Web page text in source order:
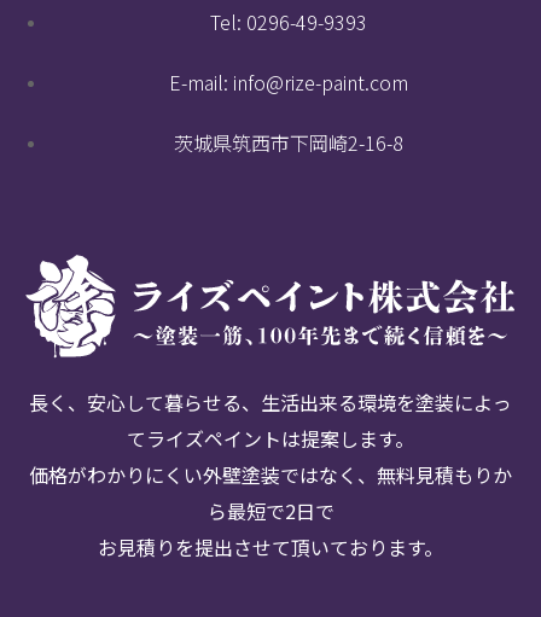
Tel: 0296-49-9393
E-mail: info@rize-paint.com
茨城県筑西市下岡崎2-16-8
長く、安心して暮らせる、生活出来る環境を塗装によっ
てライズペイントは提案します。
価格がわかりにくい外壁塗装ではなく、無料見積もりか
ら最短で2日で
お見積りを提出させて頂いております。